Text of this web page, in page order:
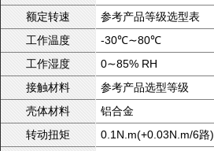
额定转速 参考产品等级选型表
工作温度 -30℃∼80℃
工作湿度 0∼85% RH
接触材料 参考产品选型等级
壳体材料 铝合金
转动扭矩 0.1N.m(+0.03N.m/6路)